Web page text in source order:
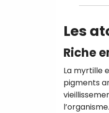
Les
Riche
La myrtille
pigments
l’organisme.